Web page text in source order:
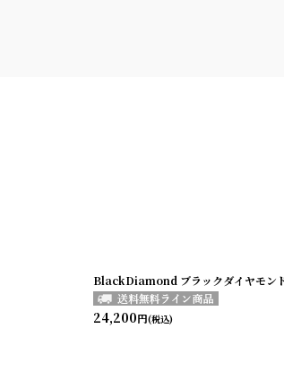
BlackDiamond ブラックダイヤモン
24,200円(税込)